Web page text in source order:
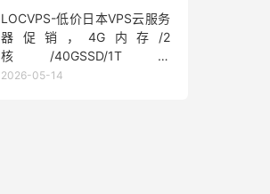
LOCVPS-低价日本VPS云服务
器促销，4G内存/2
核/40GSSD/1T流
量/450Mbps带宽，低至36元/
2026-05-14